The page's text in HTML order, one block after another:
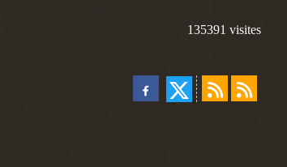
135391 visites